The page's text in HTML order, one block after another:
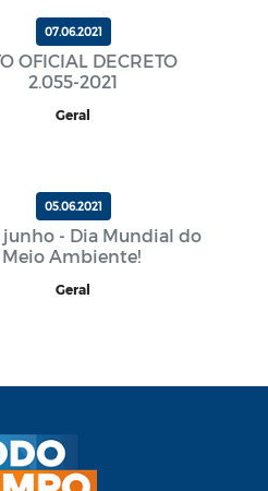
07.06.2021
OFICIAL DECRETO
2.055-2021
Geral
05.06.2021
junho - Dia Mundial do
Meio Ambiente!
Geral